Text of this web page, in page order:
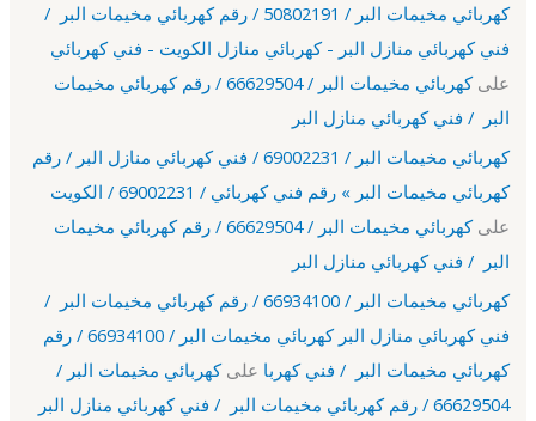
كهربائي مخيمات البر / 50802191 / رقم كهربائي مخيمات البر /
فني كهربائي منازل البر - كهربائي منازل الكويت - فني كهربائي
على
كهربائي مخيمات البر / 66629504 / رقم كهربائي مخيمات
البر / فني كهربائي منازل البر
كهربائي مخيمات البر / 69002231 / فني كهربائي منازل البر / رقم
كهربائي مخيمات البر » رقم فني كهربائي / 69002231 / الكويت
على
كهربائي مخيمات البر / 66629504 / رقم كهربائي مخيمات
البر / فني كهربائي منازل البر
كهربائي مخيمات البر / 66934100 / رقم كهربائي مخيمات البر /
فني كهربائي منازل البر كهربائي مخيمات البر / 66934100 / رقم
كهربائي مخيمات البر / فني كهربا علىكهربائي مخيمات البر /
66629504 / رقم كهربائي مخيمات البر / فني كهربائي منازل البر